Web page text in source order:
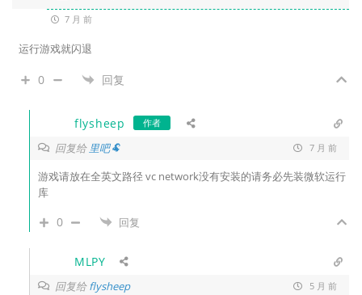
7 月 前
运行游戏就闪退
0 回复
flysheep 作者
回复给 里吧🐏 7 月 前
游戏请放在全英文路径 vc network没有安装的请务必先装微软运行
库
0 回复
MLPY
回复给flysheep 5 月 前